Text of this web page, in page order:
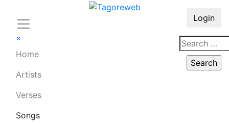
×
Home
Artists
Verses
Songs
Login